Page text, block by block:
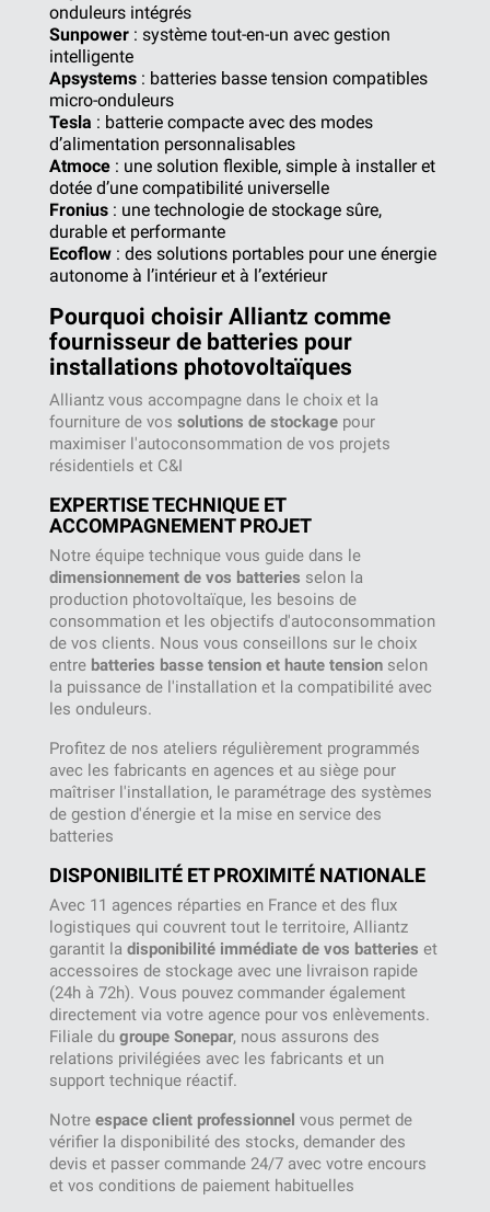
onduleurs intégrés
Sunpower : système tout-en-un avec gestion
intelligente
Apsystems : batteries basse tension compatibles
micro-onduleurs
Tesla : batterie compacte avec des modes
d’alimentation personnalisables
Atmoce : une solution flexible, simple à installer et
dotée d’une compatibilité universelle
Fronius : une technologie de stockage sûre,
durable et performante
Ecoflow : des solutions portables pour une énergie
autonome à l’intérieur et à l’extérieur
Pourquoi choisir Alliantz comme
fournisseur de batteries pour
installations photovoltaïques
Alliantz vous accompagne dans le choix et la
fourniture de vos solutions de stockage pour
maximiser l'autoconsommation de vos projets
résidentiels et C&I
EXPERTISE TECHNIQUE ET
ACCOMPAGNEMENT PROJET
Notre équipe technique vous guide dans le
dimensionnement de vos batteries selon la
production photovoltaïque, les besoins de
consommation et les objectifs d'autoconsommation
de vos clients. Nous vous conseillons sur le choix
entre batteries basse tension et haute tension selon
la puissance de l'installation et la compatibilité avec
les onduleurs.
Profitez de nos ateliers régulièrement programmés
avec les fabricants en agences et au siège pour
maîtriser l'installation, le paramétrage des systèmes
de gestion d'énergie et la mise en service des
batteries
DISPONIBILITÉ ET PROXIMITÉ NATIONALE
Avec 11 agences réparties en France et des flux
logistiques qui couvrent tout le territoire, Alliantz
garantit la disponibilité immédiate de vos batteries et
accessoires de stockage avec une livraison rapide
(24h à 72h). Vous pouvez commander également
directement via votre agence pour vos enlèvements.
Filiale du groupe Sonepar, nous assurons des
relations privilégiées avec les fabricants et un
support technique réactif.
Notre espace client professionnel vous permet de
vérifier la disponibilité des stocks, demander des
devis et passer commande 24/7 avec votre encours
et vos conditions de paiement habituelles